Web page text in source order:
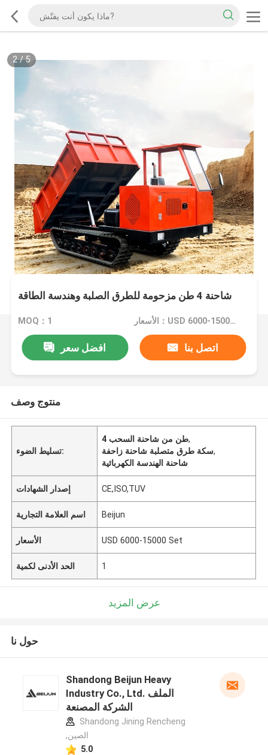
2/5
شاحنة 4 طن مزحومة للطرق الصلبة وهندسة الطاقة
MOQ：1 الأسعار：USD 6000-15000 Set
افضل سعر اتصل بنا
منتوج وصف
تسليط الضوء:
4 طن من شاحنة السحب,
سكة طرق متصلبة شاحنة زاحفة,
شاحنة الهندسة الكهربائية
إصدار الشهادات CE,ISO,TUV
اسم العلامة التجارية Beijun
الأسعار USD 6000-15000 Set
الحد الأدنى لكمية 1
عرض المزيد
حول نا
Shandong Beijun Heavy
Industry Co., Ltd. الملف
الشركة المصنعة
Shandong Jining Rencheng
,الصين
5.0